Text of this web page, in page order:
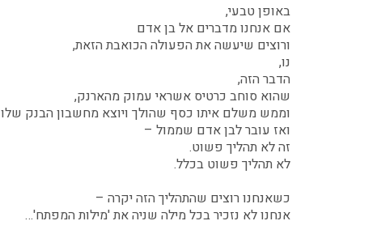
באופן טבעי,
אם אנחנו מדברים אל בן אדם
ורוצים שיעשה את הפעולה הכואבת הזאת,
נו,
הדבר הזה,
שהוא סוחב כרטיס אשראי עמוק מהארנק,
וממש משלם איתו כסף שהולך ויוצא מחשבון הבנק שלו
ואז עובר לבן אדם שממול –
זה לא תהליך פשוט.
לא תהליך פשוט בכלל.
כשאנחנו רוצים שהתהליך הזה יקרה –
אנחנו לא נזכיר בכל מילה שניה את 'מילות המפתח'…